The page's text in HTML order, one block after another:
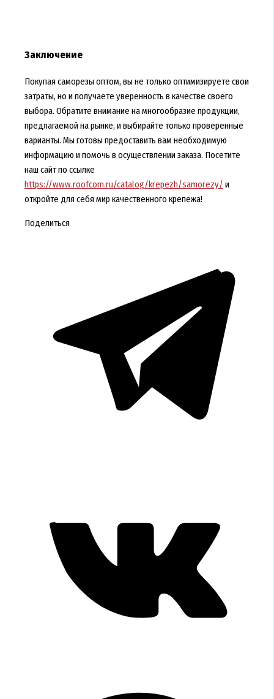
Заключение
Покупая саморезы оптом, вы не только оптимизируете свои
затраты, но и получаете уверенность в качестве своего
выбора. Обратите внимание на многообразие продукции,
предлагаемой на рынке, и выбирайте только проверенные
варианты. Мы готовы предоставить вам необходимую
информацию и помочь в осуществлении заказа. Посетите
наш сайт по ссылке
https://www.roofcom.ru/catalog/krepezh/samorezy/ и
откройте для себя мир качественного крепежа!
Поделиться